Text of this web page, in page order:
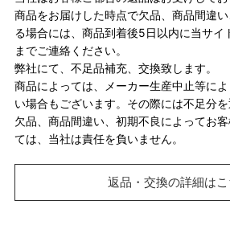
商品をお届けした時点で欠品、商品間違
る場合には、商品到着後5日以内に当サイ
までご連絡ください。
弊社にて、不足品補充、交換致します。
商品によっては、メーカー生産中止等に
い場合もございます。その際には不足分を
欠品、商品間違い、初期不良によってお
ては、当社は責任を負いません。
返品・交換の詳細はこ